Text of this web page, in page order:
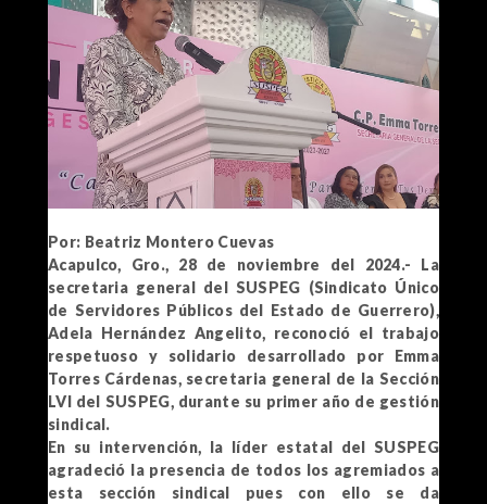
Por: Beatriz Montero Cuevas
Acapulco, Gro., 28 de noviembre del 2024.- La
secretaria general del SUSPEG (Sindicato Único
de Servidores Públicos del Estado de Guerrero),
Adela Hernández Angelito, reconoció el trabajo
respetuoso y solidario desarrollado por Emma
Torres Cárdenas, secretaria general de la Sección
LVI del SUSPEG, durante su primer año de gestión
sindical.
En su intervención, la líder estatal del SUSPEG
agradeció la presencia de todos los agremiados a
esta sección sindical pues con ello se da